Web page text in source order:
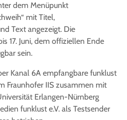
dem Menüpunkt
mit Titel,
Text angezeigt. Die
17. Juni, dem offiziellen Ende
sein.
Kanal 6A empfangbare funklust
Fraunhofer IIS zusammen mit
Erlangen-Nürnberg
funklust e.V. als Testsender